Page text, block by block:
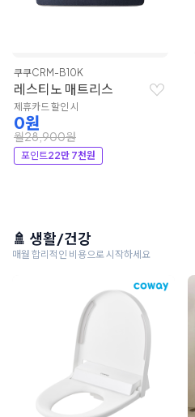
쿠쿠CRM-B10K
레스티노 매트리스
제휴카드 할인 시
0원
월28,900원
포인트22만 7천원
🚿 생활/건강
매월 합리적인 비용으로 시작하세요